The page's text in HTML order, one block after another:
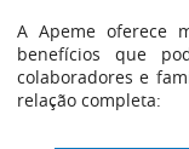
A Apeme oferece
benefícios que
colaboradores e
relação completa: